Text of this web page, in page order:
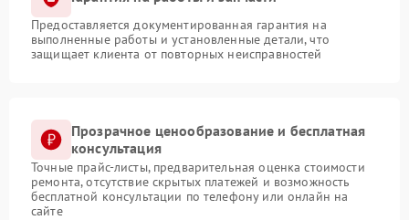
Предоставляется документированная гарантия на
выполненные работы и установленные детали, что
защищает клиента от повторных неисправностей
Прозрачное ценообразование и бесплатная
консультация
Точные прайс-листы, предварительная оценка стоимости
ремонта, отсутствие скрытых платежей и возможность
бесплатной консультации по телефону или онлайн на
сайте